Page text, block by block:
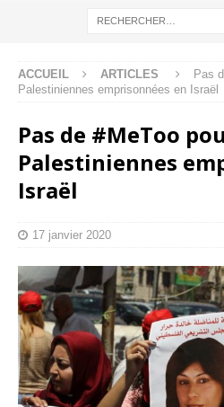
ACCUEIL ARTICLES
Pas
Palestiniennes emprisonnées en Israël
Pas de #MeToo
Palestiniennes
Israël
17 janvier 2020